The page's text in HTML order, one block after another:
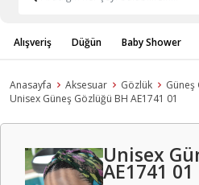
Alışveriş Düğün Baby Shower
Anasayfa Aksesuar Gözlük
Güneş
Unisex Güneş Gözlüğü BH AE1741 01
Unisex
AE1741 01